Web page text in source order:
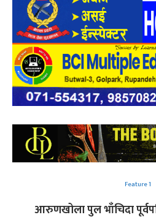
Feature 1
आरुणखोला पुल भाँचिदा